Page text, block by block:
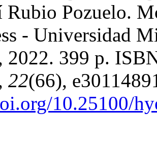
Rubio Pozuelo.
- Universidad
2022. 399 p.
22(66),
10.25100/